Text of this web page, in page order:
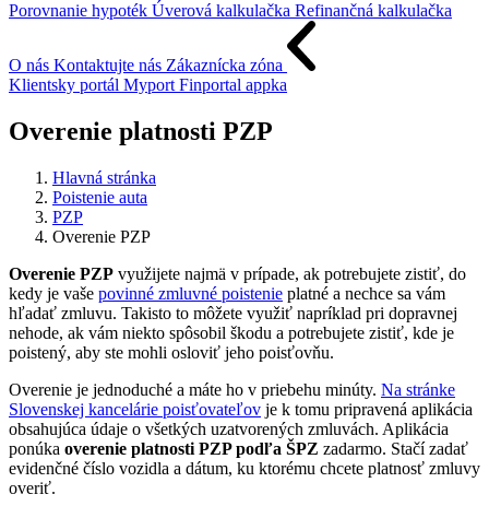
Porovnanie hypoték Úverová kalkulačka Refinančná kalkulačka
O nás Kontaktujte nás Zákaznícka zóna
Klientsky portál Myport Finportal appka
Overenie platnosti PZP
Hlavná stránka
Poistenie auta
PZP
Overenie PZP
Overenie PZP využijete najmä v prípade, ak potrebujete zistiť, do
kedy je vaše povinné zmluvné poistenie platné a nechce sa vám
hľadať zmluvu. Takisto to môžete využiť napríklad pri dopravnej
nehode, ak vám niekto spôsobil škodu a potrebujete zistiť, kde je
poistený, aby ste mohli osloviť jeho poisťovňu.
Overenie je jednoduché a máte ho v priebehu minúty. Na stránke
Slovenskej kancelárie poisťovateľov je k tomu pripravená aplikácia
obsahujúca údaje o všetkých uzatvorených zmluvách. Aplikácia
ponúka overenie platnosti PZP podľa ŠPZ zadarmo. Stačí zadať
evidenčné číslo vozidla a dátum, ku ktorému chcete platnosť zmluvy
overiť.